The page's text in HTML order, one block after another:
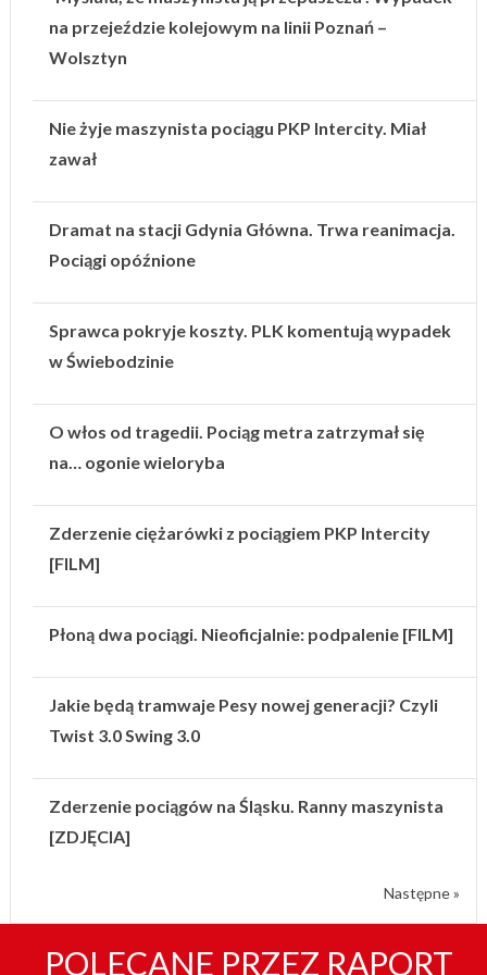
na przejeździe kolejowym na linii Poznań –
Wolsztyn
Nie żyje maszynista pociągu PKP Intercity. Miał
zawał
Dramat na stacji Gdynia Główna. Trwa reanimacja.
Pociągi opóźnione
Sprawca pokryje koszty. PLK komentują wypadek
w Świebodzinie
O włos od tragedii. Pociąg metra zatrzymał się
na… ogonie wieloryba
Zderzenie ciężarówki z pociągiem PKP Intercity
[FILM]
Płoną dwa pociągi. Nieoficjalnie: podpalenie [FILM]
Jakie będą tramwaje Pesy nowej generacji? Czyli
Twist 3.0 Swing 3.0
Zderzenie pociągów na Śląsku. Ranny maszynista
[ZDJĘCIA]
Następne »
POLECANE PRZEZ RAPORT